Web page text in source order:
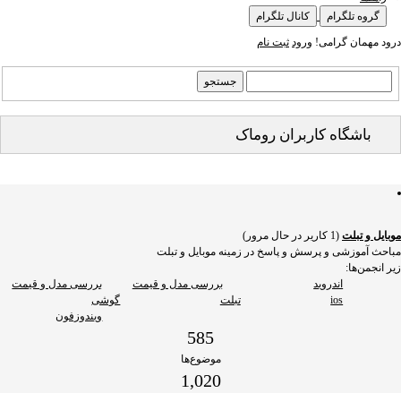
گروه تلگرام
کانال تلگرام
درود مهمان گرامی! ورود ثبت نام
باشگاه کاربران روماک
موبایل و تبلت (1 کاریر در حال مرور)
مباحث آموزشی و پرسش و پاسخ در زمینه موبایل و تبلت
زیر انجمن‌ها:
بررسی مدل و قیمت
گوشی
بررسی مدل و قیمت
تبلت
اندروید
ios
ویندوزفون
585
موضوع‌ها
1,020